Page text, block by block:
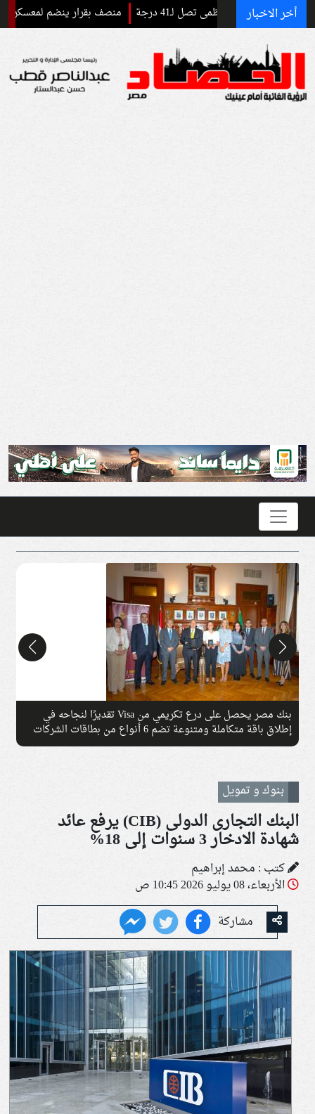
أخر الاخبار
العظمى تصل لـ41 درجة منصف بقرار ينضم لمعسكر الأهلي في
بنك مصر يحصل على درع تكريمي من Visa تقديرًا لنجاحه في
إطلاق باقة متكاملة ومتنوعة تضم 6 أنواع من بطاقات الشركات
خلال عام واحد
بنوك و تمويل
البنك التجارى الدولى (CIB) يرفع عائد
شهادة الادخار 3 سنوات إلى 18%
كتب : محمد إبراهيم
الأربعاء، 08 يوليو 2026 10:45 ص
مشاركة